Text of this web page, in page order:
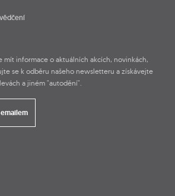
mít informace o aktuálních akcích, novinkách,
se k odběru našeho newsletteru a získávejte
a jiném "autodění".